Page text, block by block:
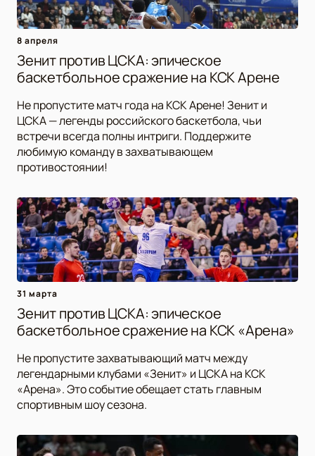
8 апреля
Зенит против ЦСКА: эпическое
баскетбольное сражение на КСК Арене
Не пропустите матч года на КСК Арене! Зенит и
ЦСКА — легенды российского баскетбола, чьи
встречи всегда полны интриги. Поддержите
любимую команду в захватывающем
противостоянии!
31 марта
Зенит против ЦСКА: эпическое
баскетбольное сражение на КСК «Арена»
Не пропустите захватывающий матч между
легендарными клубами «Зенит» и ЦСКА на КСК
«Арена». Это событие обещает стать главным
спортивным шоу сезона.